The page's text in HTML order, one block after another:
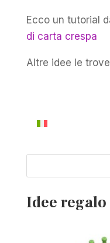
Ecco un tutorial
di carta crespa
Altre idee le
Idee regalo